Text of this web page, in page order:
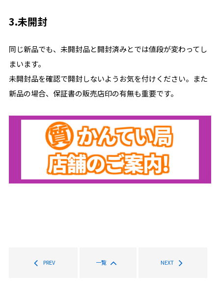
3.未開封
同じ新品でも、未開封品と開封済みとでは値段が変わってし
まいます。
未開封品を確認で開封しないようお気を付けください。また
新品の場合、保証書の販売店印の有無も重要です。
PREV 一覧 NEXT